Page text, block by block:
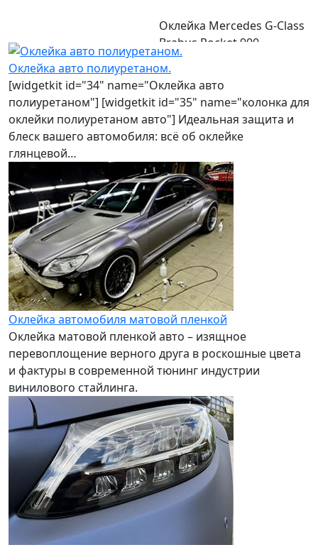
Оклейка Mercedes G‑Class
Brabus Rocket 900
полиуретановой пленкой
Оклейка авто полиуретаном.
[widgetkit id="34" name="Оклейка авто
полиуретаном"] [widgetkit id="35" name="колонка для
оклейки полиуретаном авто"] Идеальная защита и
блеск вашего автомобиля: всё об оклейке
глянцевой…
Оклейка автомобиля матовой пленкой
Оклейка матовой пленкой авто – изящное
перевоплощение верного друга в роскошные цвета
и фактуры в современной тюнинг индустрии
винилового стайлинга.